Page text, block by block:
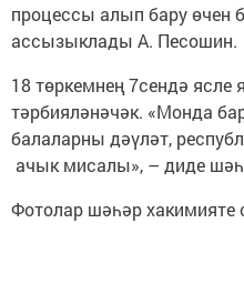
процессы алып бару өчен
ассызыклады А. Песошин.
18 төркемнең 7сендә ясле
тәрбияләнәчәк. «Монда
балаларны дәүләт,
ачык мисалы», – диде
Фотолар шәһәр